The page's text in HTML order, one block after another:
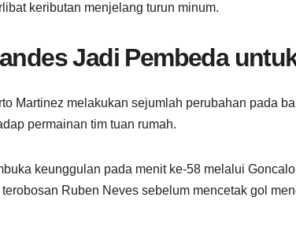
keributan menjelang turun minum.
Jadi Pembeda
Martinez melakukan sejumlah perubahan pada
permainan tim tuan rumah.
keunggulan pada menit ke-58 melalui
Ruben Neves sebelum mencetak gol